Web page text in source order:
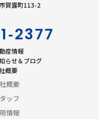
賀露町113-2
産情報
らせ＆ブログ
概要
概要
ッフ
情報